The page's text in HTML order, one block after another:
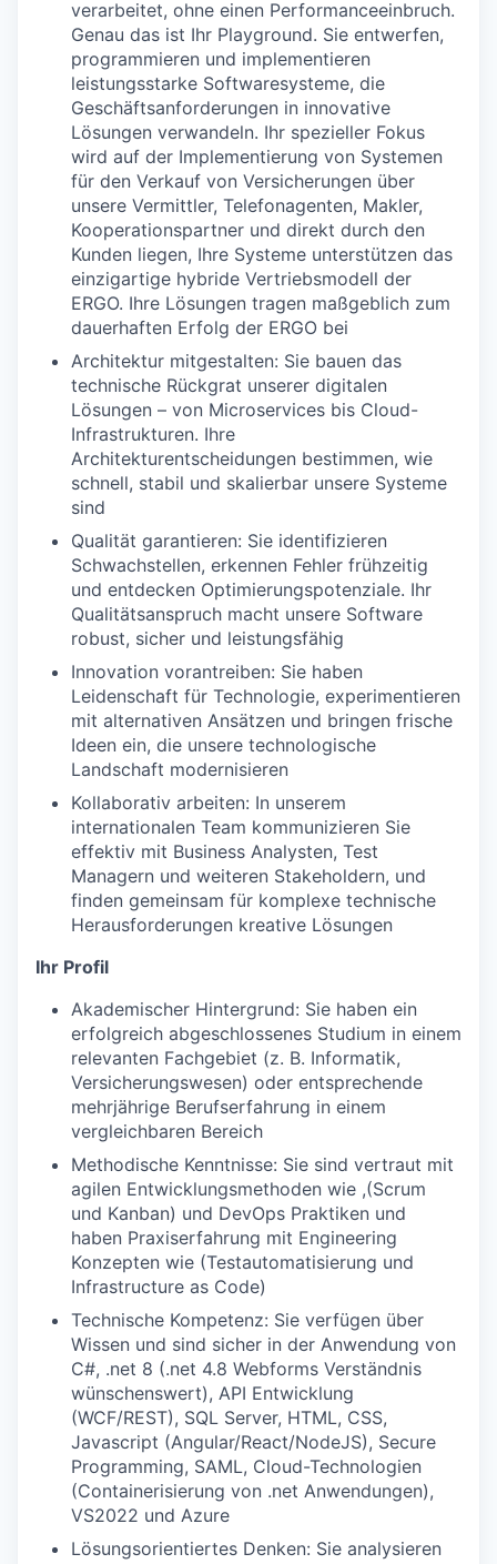
verarbeitet, ohne einen Performanceeinbruch.
Genau das ist Ihr Playground. Sie entwerfen,
programmieren und implementieren
leistungsstarke Softwaresysteme, die
Geschäftsanforderungen in innovative
Lösungen verwandeln. Ihr spezieller Fokus
wird auf der Implementierung von Systemen
für den Verkauf von Versicherungen über
unsere Vermittler, Telefonagenten, Makler,
Kooperationspartner und direkt durch den
Kunden liegen, Ihre Systeme unterstützen das
einzigartige hybride Vertriebsmodell der
ERGO. Ihre Lösungen tragen maßgeblich zum
dauerhaften Erfolg der ERGO bei
Architektur mitgestalten: Sie bauen das
technische Rückgrat unserer digitalen
Lösungen – von Microservices bis Cloud-
Infrastrukturen. Ihre
Architekturentscheidungen bestimmen, wie
schnell, stabil und skalierbar unsere Systeme
sind
Qualität garantieren: Sie identifizieren
Schwachstellen, erkennen Fehler frühzeitig
und entdecken Optimierungspotenziale. Ihr
Qualitätsanspruch macht unsere Software
robust, sicher und leistungsfähig
Innovation vorantreiben: Sie haben
Leidenschaft für Technologie, experimentieren
mit alternativen Ansätzen und bringen frische
Ideen ein, die unsere technologische
Landschaft modernisieren
Kollaborativ arbeiten: In unserem
internationalen Team kommunizieren Sie
effektiv mit Business Analysten, Test
Managern und weiteren Stakeholdern, und
finden gemeinsam für komplexe technische
Herausforderungen kreative Lösungen
Ihr Profil
Akademischer Hintergrund: Sie haben ein
erfolgreich abgeschlossenes Studium in einem
relevanten Fachgebiet (z. B. Informatik,
Versicherungswesen) oder entsprechende
mehrjährige Berufserfahrung in einem
vergleichbaren Bereich
Methodische Kenntnisse: Sie sind vertraut mit
agilen Entwicklungsmethoden wie ,(Scrum
und Kanban) und DevOps Praktiken und
haben Praxiserfahrung mit Engineering
Konzepten wie (Testautomatisierung und
Infrastructure as Code)
Technische Kompetenz: Sie verfügen über
Wissen und sind sicher in der Anwendung von
C#, .net 8 (.net 4.8 Webforms Verständnis
wünschenswert), API Entwicklung
(WCF/REST), SQL Server, HTML, CSS,
Javascript (Angular/React/NodeJS), Secure
Programming, SAML, Cloud-Technologien
(Containerisierung von .net Anwendungen),
VS2022 und Azure
Lösungsorientiertes Denken: Sie analysieren